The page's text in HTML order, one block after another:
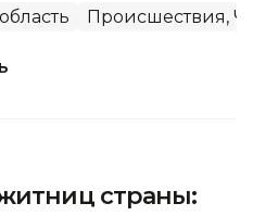
Происшествия,
страны: